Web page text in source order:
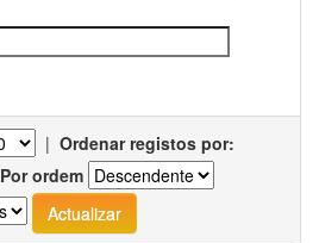
| Ordenar registos por:
Por ordem